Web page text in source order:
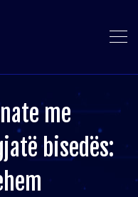
me
bisedës: